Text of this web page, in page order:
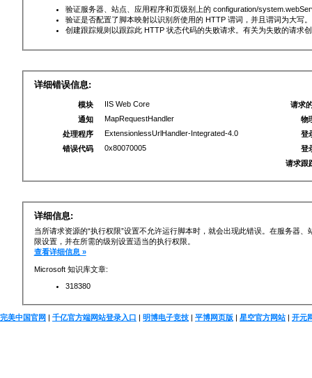
验证服务器、站点、应用程序和页级别上的 configuration/
验证是否配置了脚本映射以识别所使用的 HTTP 谓词，并且谓词为大写。
创建跟踪规则以跟踪此 HTTP 状态代码的失败请求。有关为失败的请求
详细错误信息:
模块
IIS Web Core
通知
MapRequestHandler
处理程序
ExtensionlessUrlHandler-Integrated-4.0
错误代码
0x80070005
请求
物
登
登
请求跟
详细信息:
当所请求资源的“执行权限”设置不允许运行脚本时，就会出现此错误。在服务器
限设置，并在所需的级别设置适当的执行权限。
查看详细信息 »
Microsoft 知识库文章:
318380
完美中国官网 | 千亿官方端网站登录入口 | 明博电子竞技 | 平博网页版 | 星空官方网站 | 开元